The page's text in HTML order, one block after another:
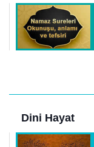
Dini Hayat